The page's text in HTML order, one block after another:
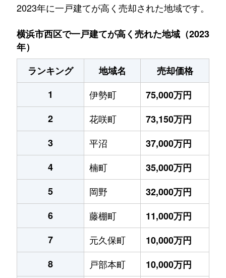
2023年に一戸建てが高く売却された地域です。
横浜市西区で一戸建てが高く売れた地域（2023
年）
ランキング
地域名
売却価格
1
伊勢町
75,000万円
2
花咲町
73,150万円
3
平沼
37,000万円
4
楠町
35,000万円
5
岡野
32,000万円
6
藤棚町
11,000万円
7
元久保町
10,000万円
8
戸部本町
10,000万円